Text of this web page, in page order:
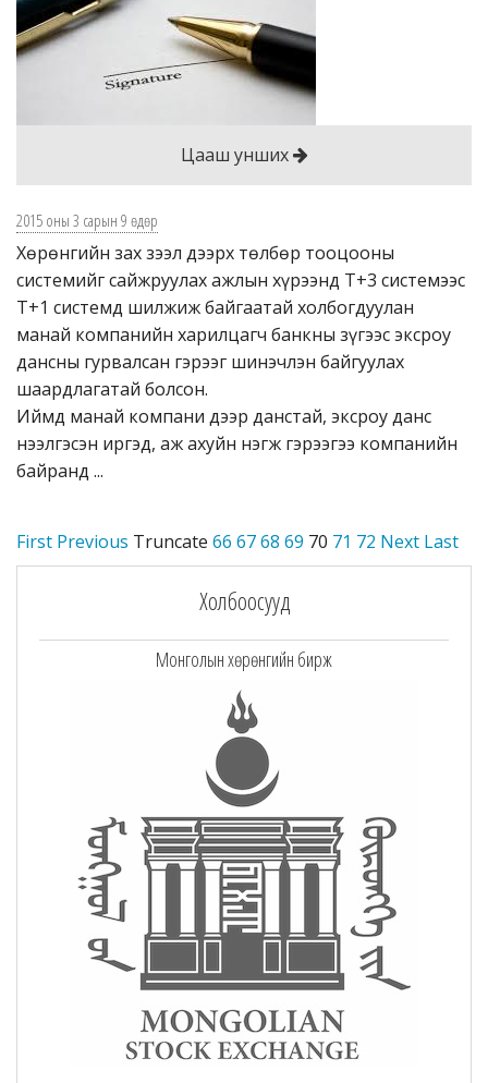
Цааш унших
2015 оны 3 сарын 9 өдөр
Хөрөнгийн зах зээл дээрх төлбөр тооцооны
системийг сайжруулах ажлын хүрээнд Т+3 системээс
Т+1 системд шилжиж байгаатай холбогдуулан
манай компанийн харилцагч банкны зүгээс эксроу
дансны гурвалсан гэрээг шинэчлэн байгуулах
шаардлагатай болсон.
Иймд манай компани дээр данстай, эксроу данс
нээлгэсэн иргэд, аж ахуйн нэгж гэрээгээ компанийн
байранд ...
First Previous Truncate 66 6768 69 70 71 72 Next Last
Холбоосууд
Монголын хөрөнгийн бирж